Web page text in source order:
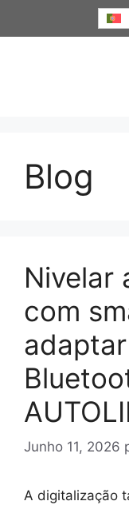
Blog
Nivelar
com
Junho 11, 2026
A digitalização